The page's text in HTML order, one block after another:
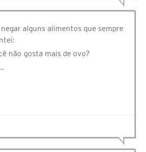
alguns alimentos que sempre
não gosta mais de ovo?